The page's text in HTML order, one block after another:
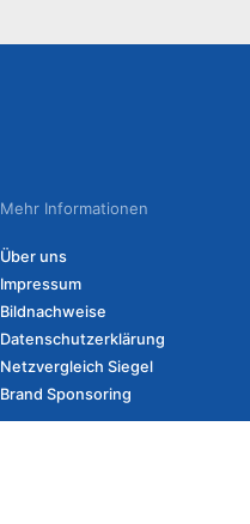
Mehr Informationen
Über uns
Impressum
Bildnachweise
Datenschutzerklärung
Netzvergleich Siegel
Brand Sponsoring